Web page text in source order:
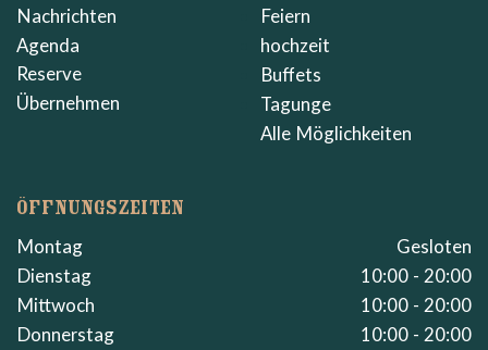
Nachrichten
Agenda
Reserve
Übernehmen
Feiern
hochzeit
Buffets
Tagunge
Alle Möglichkeiten
ÖFFNUNGSZEITEN
Montag
Gesloten
Dienstag
10:00 - 20:00
Mittwoch
10:00 - 20:00
Donnerstag
10:00 - 20:00